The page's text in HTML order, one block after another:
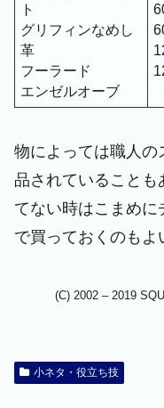
ト
グリフィンなめし
革
フーラード
エンゼルオーブ
物によっては職人の
品されていることも
てない時はこまめ
で買っておくのもよ
(C) 2002 – 2019
小ネタ・役立ち技